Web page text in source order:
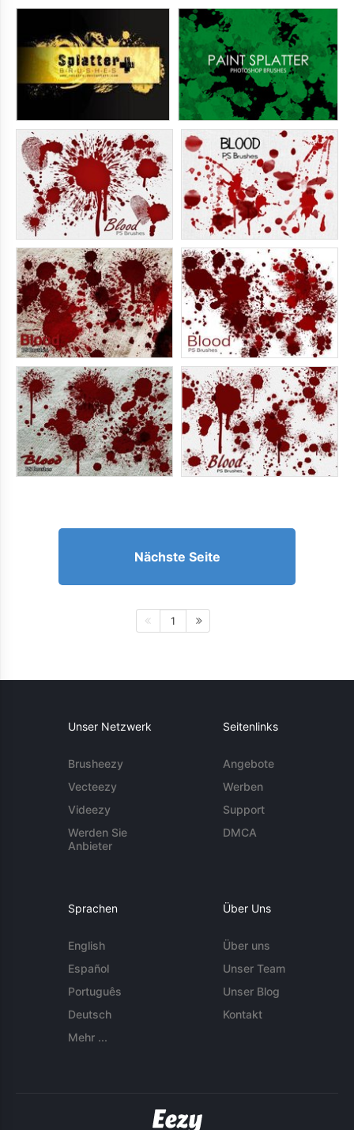
Nächste Seite
1
Unser Netzwerk
Brusheezy
Vecteezy
Videezy
Werden Sie
Anbieter
Seitenlinks
Angebote
Werben
Support
DMCA
Sprachen
English
Español
Português
Deutsch
Mehr ...
Über Uns
Über uns
Unser Team
Unser Blog
Kontakt